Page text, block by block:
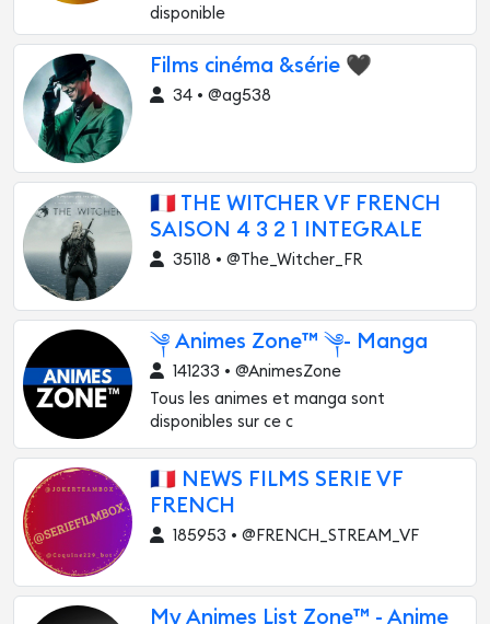
disponible
Films cinéma &série 🖤
34 • @ag538
🇫🇷 THE WITCHER VF FRENCH
SAISON 4 3 2 1 INTEGRALE
35118 • @The_Witcher_FR
༆ Animes Zone™ ༆- Manga
141233 • @AnimesZone
Tous les animes et manga sont
disponibles sur ce c
🇫🇷 NEWS FILMS SERIE VF
FRENCH
185953 • @FRENCH_STREAM_VF
My Animes List Zone™ - Anime